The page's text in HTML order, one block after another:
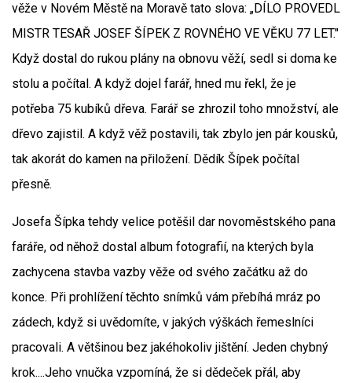
věže v Novém Městě na Moravě tato slova: „DÍLO PROVEDL
MISTR TESAŘ JOSEF ŠÍPEK Z ROVNÉHO VE VĚKU 77 LET."
Když dostal do rukou plány na obnovu věží, sedl si doma ke
stolu a počítal. A když dojel farář, hned mu řekl, že je
potřeba 75 kubíků dřeva. Farář se zhrozil toho množství, ale
dřevo zajistil. A když věž postavili, tak zbylo jen pár kousků,
tak akorát do kamen na přiložení. Dědík Šípek počítal
přesně.
Josefa Šípka tehdy velice potěšil dar novoměstského pana
faráře, od něhož dostal album fotografií, na kterých byla
zachycena stavba vazby věže od svého začátku až do
konce. Při prohlížení těchto snímků vám přebíhá mráz po
zádech, když si uvědomíte, v jakých výškách řemeslníci
pracovali. A většinou bez jakéhokoliv jištění. Jeden chybný
krok....Jeho vnučka vzpomíná, že si dědeček přál, aby